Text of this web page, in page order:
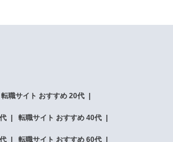
転職サイト おすすめ 20代
転職サイト おすすめ 40代
転職サイト おすすめ 60代